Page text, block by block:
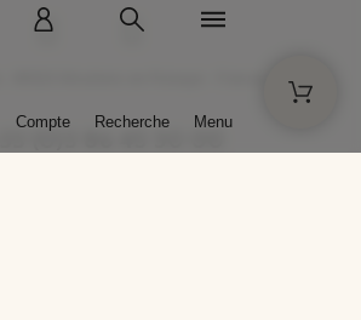
+33 (0)3 86 45 50 00
Compte Recherche Menu